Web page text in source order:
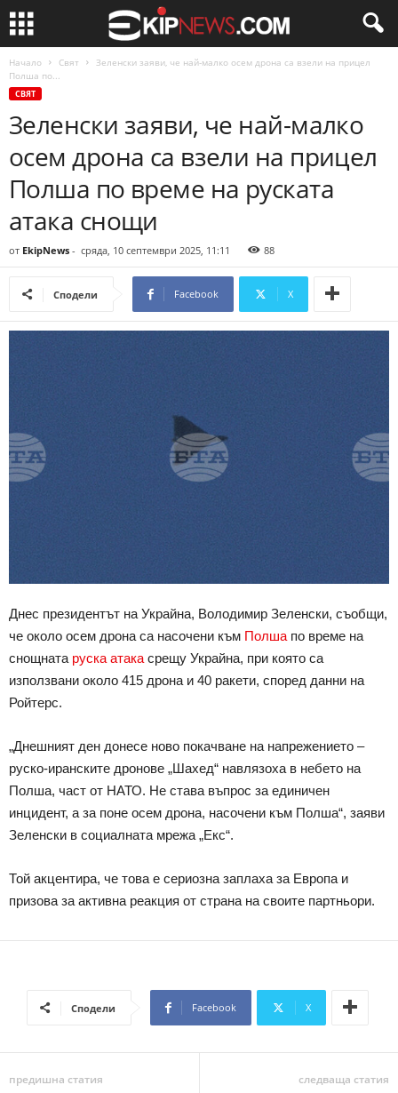
Начало Свят
Зеленски заяви, че най-малко осем дрона са взели на прицел
Полша по...
СВЯТ
Зеленски заяви, че най-малко
осем дрона са взели на прицел
Полша по време на руската
атака снощи
от EkipNews - сряда, 10 септември 2025, 11:11 88
Сподели Facebook X
Днес президентът на Украйна, Володимир Зеленски, съобщи,
че около осем дронa са насочени към Полша по време на
снощната руска атака срещу Украйна, при която са
използвани около 415 дронa и 40 ракети, според данни на
Ройтерс.
„Днешният ден донесе ново покачване на напрежението –
руско-иранските дронове „Шахед“ навлязоха в небето на
Полша, част от НАТО. Не става въпрос за единичен
инцидент, а за поне осем дронa, насочени към Полша“, заяви
Зеленски в социалната мрежа „Екс“.
Той акцентира, че това е сериозна заплаха за Европа и
призова за активна реакция от страна на своите партньори.
Сподели Facebook X
предишна статия следваща статия